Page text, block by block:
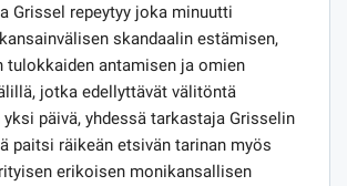
Grissel repeytyy joka minuutti
skandaalin estämisen,
tulokkaiden antamisen ja omien
jotka edellyttävät välitöntä
päivä, yhdessä tarkastaja Grisselin
paitsi räikeän etsivän tarinan myös
erikoisen monikansallisen